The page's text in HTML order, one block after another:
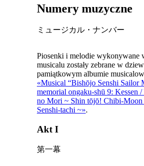
Numery muzyczne
ミュージカル・ナンバー
Piosenki i melodie wykonywane
musicalu zostały zebrane w
pamiątkowym albumie
«Musical “Bishōjo Senshi Sailor
memorial ongaku-shū 9: Kessen
no Mori ~ Shin tōjō! Chibi-Moon
Senshi-tachi ~».
Akt I
第一幕